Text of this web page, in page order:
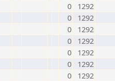
0
1292
0
1292
0
1292
0
1292
0
1292
0
1292
0
1292